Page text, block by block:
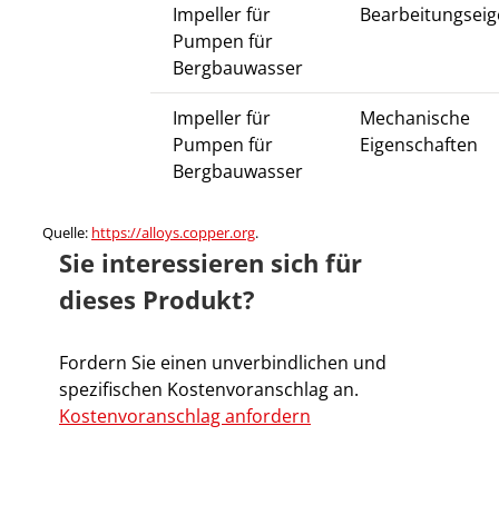
Impeller für
Pumpen für
Bergbauwasser
Impeller für
Pumpen für
Bergbauwasser
Mechanische
Eigenschaften
Quelle: https://alloys.copper.org.
Sie interessieren sich für
dieses Produkt?
Fordern Sie einen unverbindlichen und
spezifischen Kostenvoranschlag an.
Kostenvoranschlag anfordern